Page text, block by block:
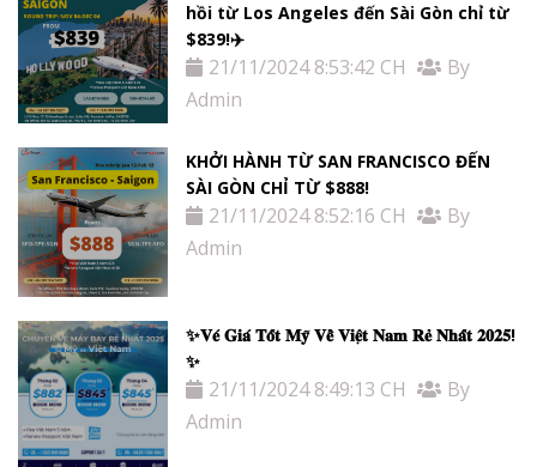
hồi từ Los Angeles đến Sài Gòn chỉ từ
$839!✈️
21/11/2024 8:53:42 CH
By
Admin
KHỞI HÀNH TỪ SAN FRANCISCO ĐẾN
SÀI GÒN CHỈ TỪ $888!
21/11/2024 8:52:16 CH
By
Admin
✨𝐕𝐞́ 𝐆𝐢𝐚́ 𝐓𝐨̂́𝐭 𝐌𝐲̃ 𝐕𝐞̂̀ 𝐕𝐢𝐞̣̂𝐭 𝐍𝐚𝐦 𝐑𝐞̉ 𝐍𝐡𝐚̂́𝐭 𝟐𝟎𝟐𝟓!
✨
21/11/2024 8:49:13 CH
By
Admin